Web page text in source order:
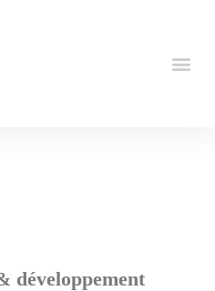
développement